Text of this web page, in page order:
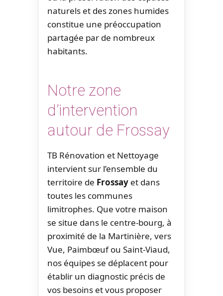
naturels et des zones humides
constitue une préoccupation
partagée par de nombreux
habitants.
Notre zone
d’intervention
autour de Frossay
TB Rénovation et Nettoyage
intervient sur l’ensemble du
territoire de Frossay et dans
toutes les communes
limitrophes. Que votre maison
se situe dans le centre-bourg, à
proximité de la Martinière, vers
Vue, Paimbœuf ou Saint-Viaud,
nos équipes se déplacent pour
établir un diagnostic précis de
vos besoins et vous proposer